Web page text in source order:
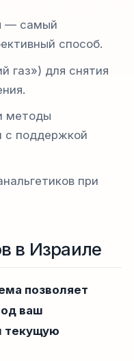
— самый
способ.
газ») для снятия
методы
с поддержкой
при
в Израиле
позволяет
ваш
текущую